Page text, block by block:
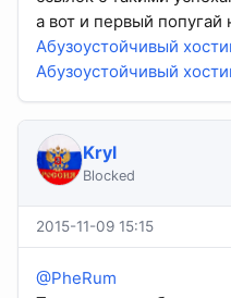
а вот и первый попугай
Абузоустойчивый
Абузоустойчивый
Kryl
Blocked
2015-11-09 15:15
@PheRum